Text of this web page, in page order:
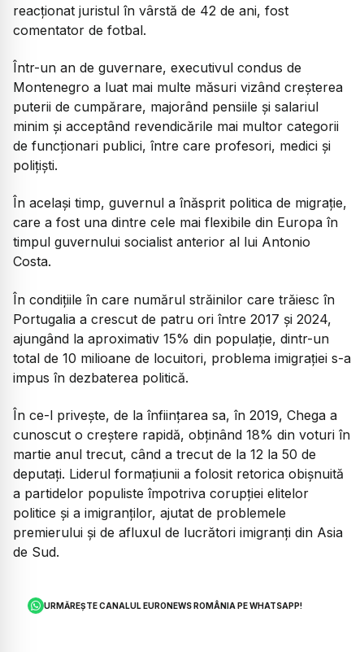
reacționat juristul în vârstă de 42 de ani, fost
comentator de fotbal.
Într-un an de guvernare, executivul condus de
Montenegro a luat mai multe măsuri vizând creșterea
puterii de cumpărare, majorând pensiile și salariul
minim și acceptând revendicările mai multor categorii
de funcționari publici, între care profesori, medici și
polițiști.
În același timp, guvernul a înăsprit politica de migrație,
care a fost una dintre cele mai flexibile din Europa în
timpul guvernului socialist anterior al lui Antonio
Costa.
În condițiile în care numărul străinilor care trăiesc în
Portugalia a crescut de patru ori între 2017 și 2024,
ajungând la aproximativ 15% din populație, dintr-un
total de 10 milioane de locuitori, problema imigrației s-a
impus în dezbaterea politică.
În ce-l privește, de la înființarea sa, în 2019, Chega a
cunoscut o creștere rapidă, obținând 18% din voturi în
martie anul trecut, când a trecut de la 12 la 50 de
deputați. Liderul formațiunii a folosit retorica obișnuită
a partidelor populiste împotriva corupției elitelor
politice și a imigranților, ajutat de problemele
premierului și de afluxul de lucrători imigranți din Asia
de Sud.
URMĂREȘTE CANALUL EURONEWS ROMÂNIA PE WHATSAPP!